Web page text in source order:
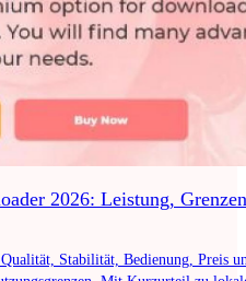
2026: Leistung, Grenzen
Stabilität, Bedienung, Preis